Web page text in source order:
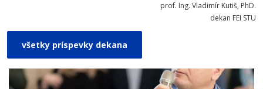
prof. Ing. Vladimír Kutiš, PhD.
dekan FEI STU
všetky príspevky dekana